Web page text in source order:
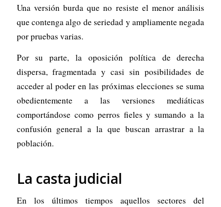
Una versión burda que no resiste el menor análisis
que contenga algo de seriedad y ampliamente negada
por pruebas varias.
Por su parte, la oposición política de derecha
dispersa, fragmentada y casi sin posibilidades de
acceder al poder en las próximas elecciones se suma
obedientemente a las versiones mediáticas
comportándose como perros fieles y sumando a la
confusión general a la que buscan arrastrar a la
población.
La casta judicial
En los últimos tiempos aquellos sectores del